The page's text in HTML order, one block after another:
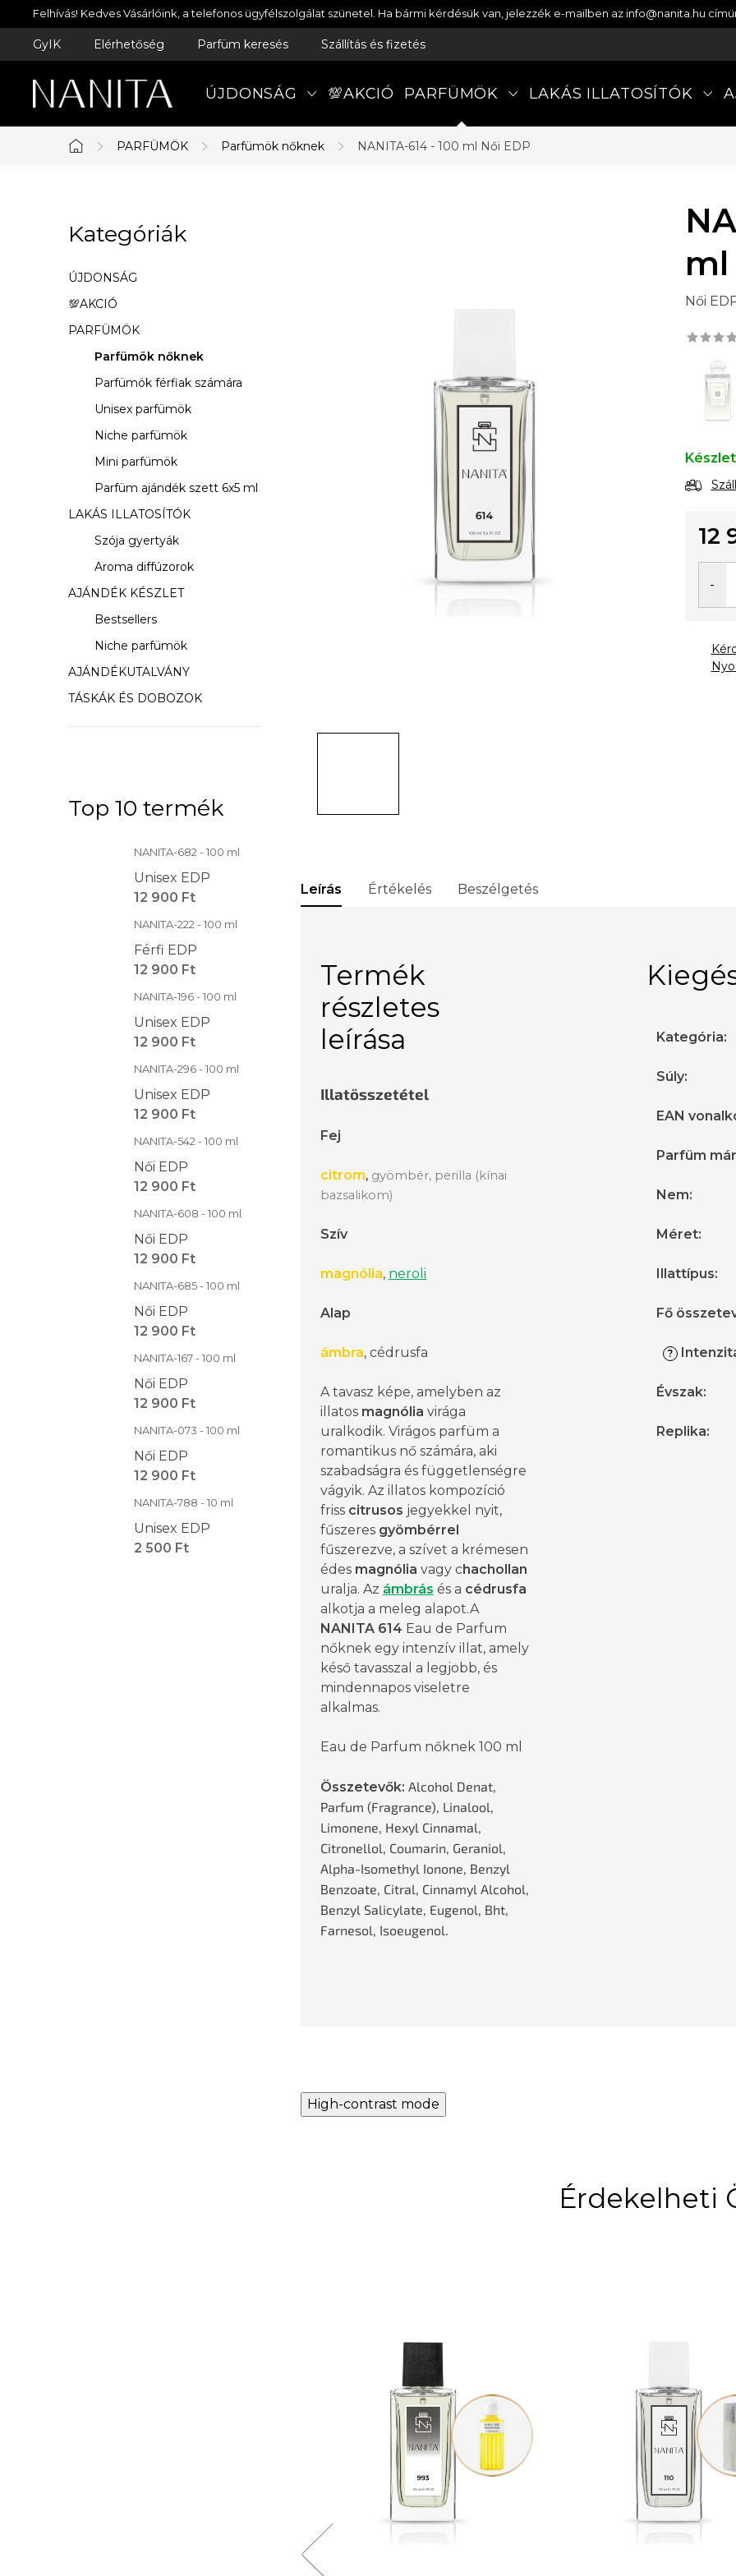
Ugrás
a
Felhívás! Kedves Vásárlóink, a telefonos ügyfélszolgálat szünetel. Ha bármi kérdésük van, jelezzék e-mailben az info@nanita.hu
GyIK Elérhetőség Parfüm keresés Szállítás és fizetés
ÚJDONSÁG 💯AKCIÓ PARFÜMÖK LAKÁS ILLATOSÍTÓK
Kezdőlap
PARFÜMÖK Parfümök nőknek NANITA-614 - 100 ml Női EDP
l
d
a
l
n
Kategóriák
átugrása
Kategóriák
ÚJDONSÁG
💯AKCIÓ
PARFÜMÖK
Parfümök nőknek
Parfümök férfiak számára
Unisex parfümök
Niche parfümök
Mini parfümök
Parfüm ajándék szett 6x5 ml
LAKÁS ILLATOSÍTÓK
Szója gyertyák
Aroma diffúzorok
AJÁNDÉK KÉSZLET
Bestsellers
Niche parfümök
AJÁNDÉKUTALVÁNY
TÁSKÁK ÉS DOBOZOK
Top 10 termék
NANITA-682 - 100 ml
Unisex EDP
12 900 Ft
NANITA-222 - 100 ml
Férfi EDP
12 900 Ft
NANITA-196 - 100 ml
Unisex EDP
12 900 Ft
NANITA-296 - 100 ml
Unisex EDP
12 900 Ft
NANITA-542 - 100 ml
Női EDP
12 900 Ft
NANITA-608 - 100 ml
Női EDP
12 900 Ft
NANITA-685 - 100 ml
Női EDP
12 900 Ft
NANITA-167 - 100 ml
Női EDP
12 900 Ft
NANITA-073 - 100 ml
Női EDP
12 900 Ft
NANITA-788 - 10 ml
Unisex EDP
2 500 Ft
ml
Női
12
Leírás Értékelés Beszélgetés
Termék
részletes
leírása
Illatösszetétel
Fej
citrom, gyömbér, perilla (kínai
bazsalikom)
Szív
magnólia, neroli
Alap
ámbra, cédrusfa
A tavasz képe, amelyben az
illatos magnólia virága
uralkodik. Virágos parfüm a
romantikus nő számára, aki
szabadságra és függetlenségre
vágyik. Az illatos kompozíció
friss citrusos jegyekkel nyit,
fűszeres gyömbérrel
fűszerezve, a szívet a krémesen
édes magnólia vagy chachollan
uralja. Az ámbrás és a cédrusfa
alkotja a meleg alapot.A
NANITA 614 Eau de Parfum
nőknek egy intenzív illat, amely
késő tavasszal a legjobb, és
mindennapos viseletre
alkalmas.
Eau de Parfum nőknek 100 ml
Összetevők: Alcohol Denat,
Parfum (Fragrance), Linalool,
Limonene, Hexyl Cinnamal,
Citronellol, Coumarin, Geraniol,
Alpha-Isomethyl Ionone, Benzyl
Benzoate, Citral, Cinnamyl Alcohol,
Benzyl Salicylate, Eugenol, Bht,
Farnesol, Isoeugenol.
Kategória:
Súly:
EAN
Parfüm
Nem:
Méret:
Illattípus:
Fő
?
Évszak:
Replika:
High-contrast mode
Érdekelheti